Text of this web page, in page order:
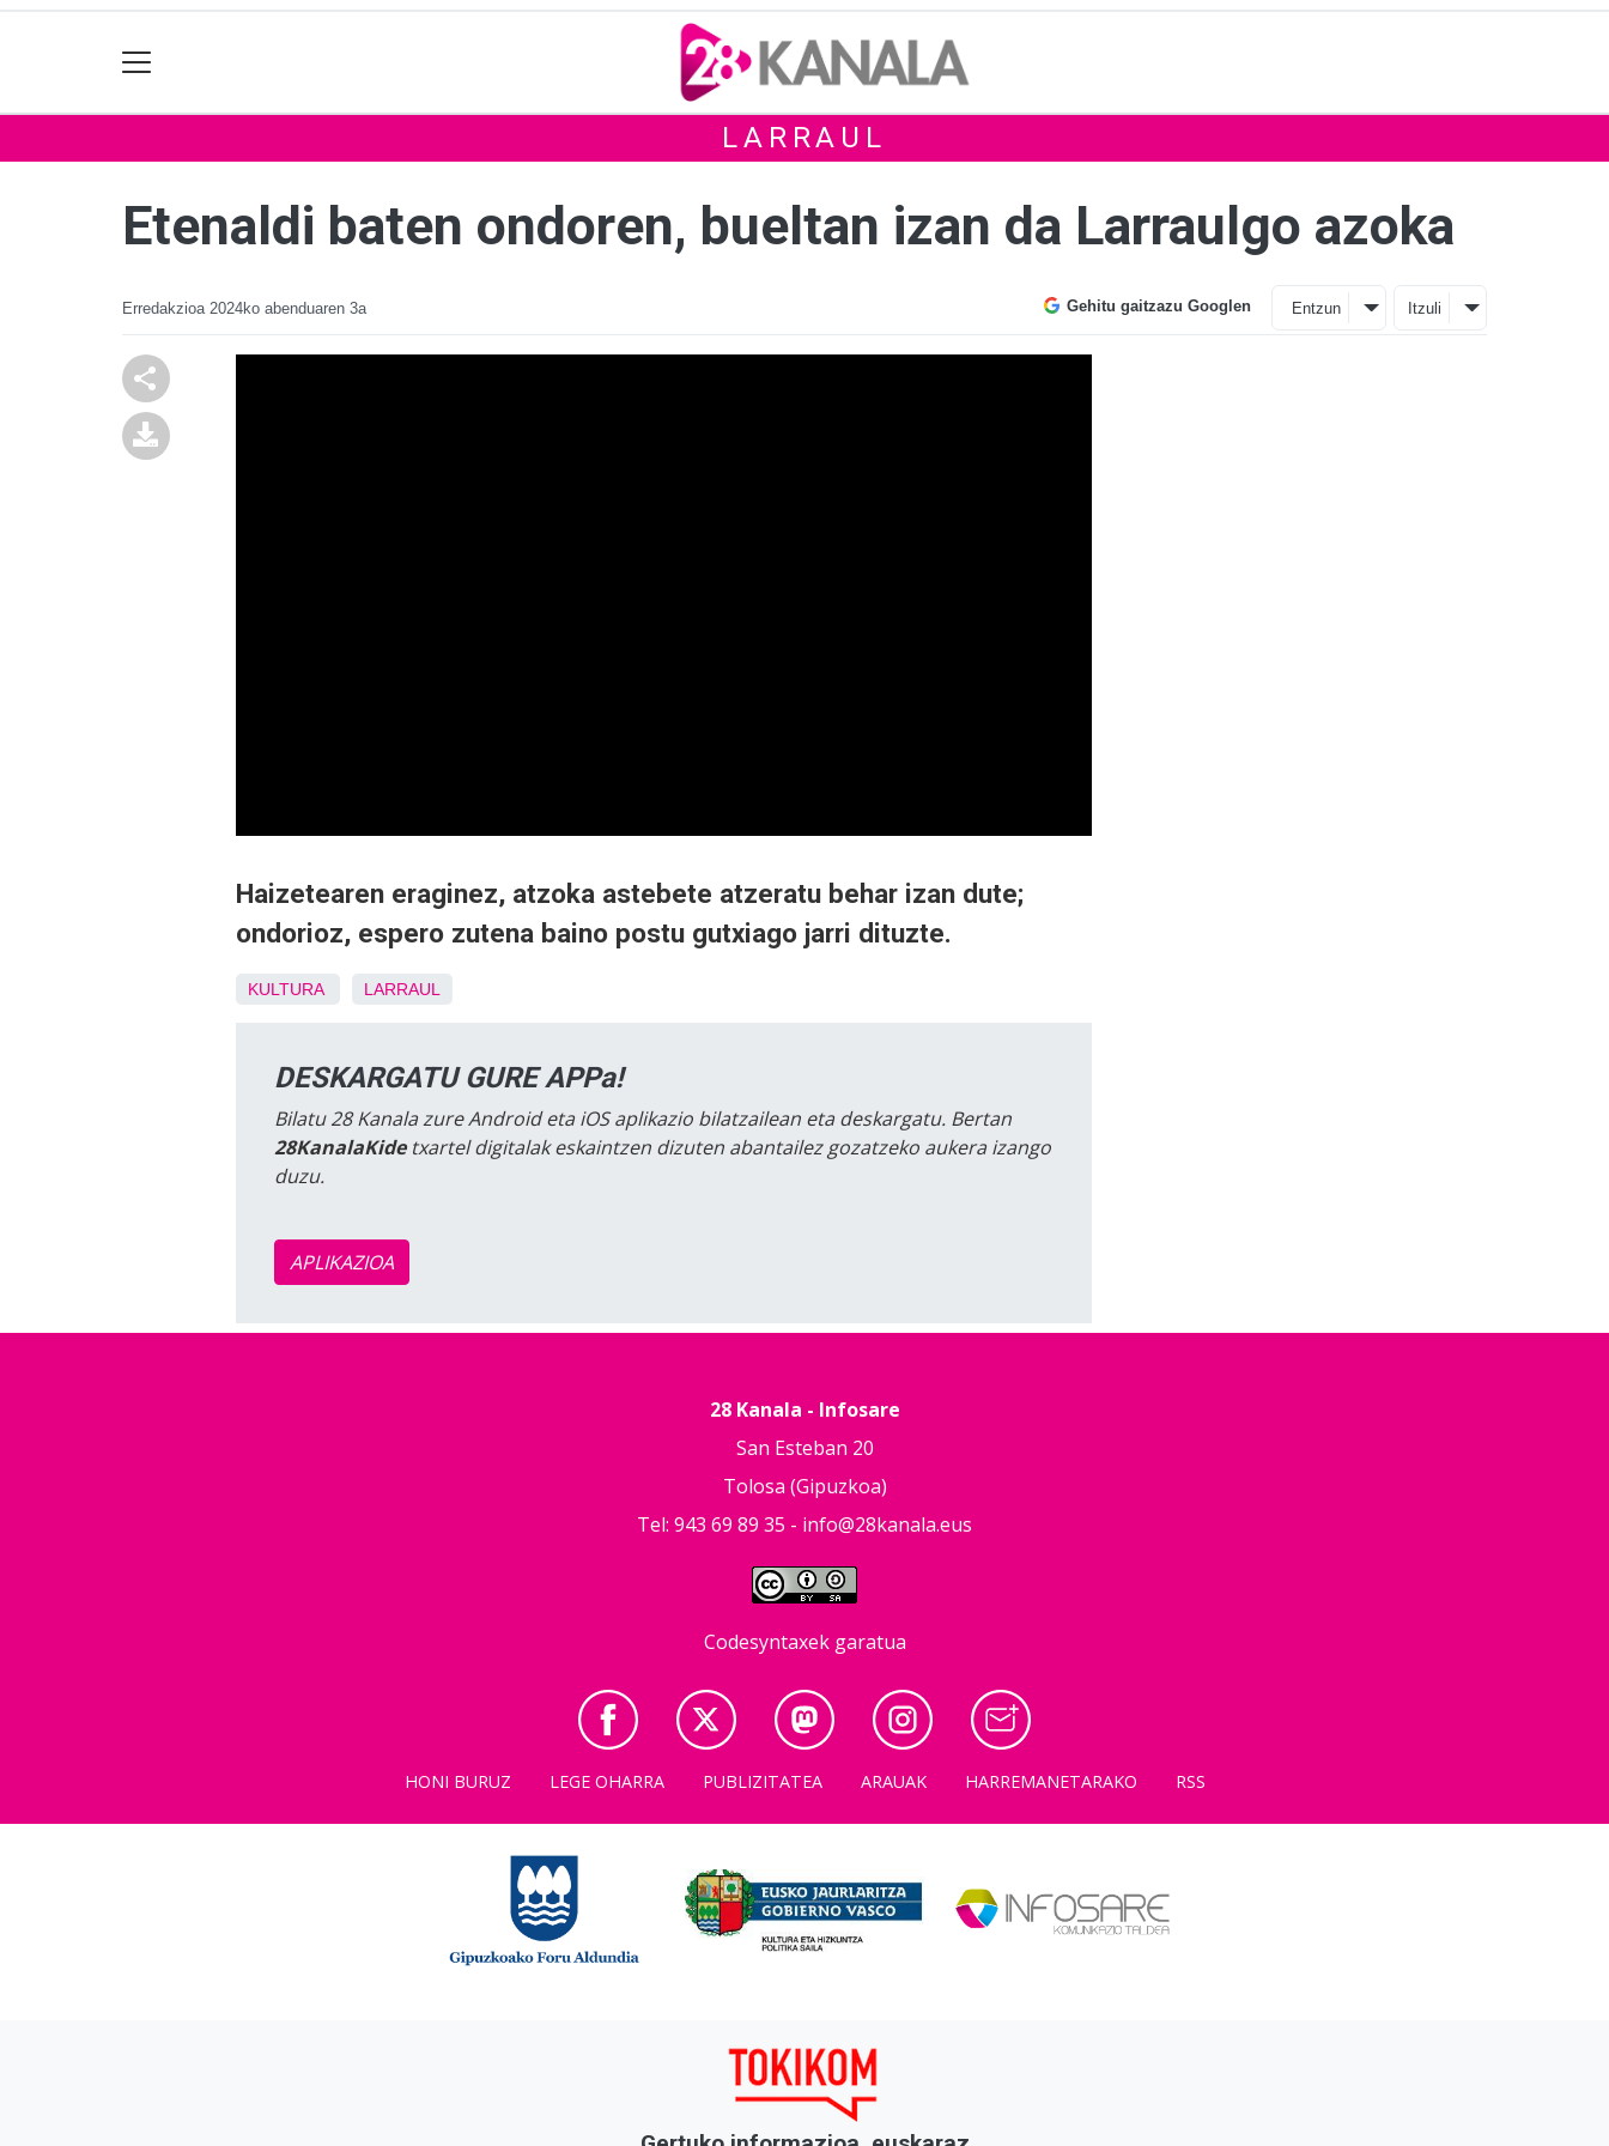
LARRAUL
Etenaldi baten ondoren, bueltan izan da Larraulgo azoka
Erredakzioa 2024ko abenduaren 3a Gehitu gaitzazu Googlen Entzun Itzuli
Haizetearen eraginez, atzoka astebete atzeratu behar izan dute;
ondorioz, espero zutena baino postu gutxiago jarri dituzte.
KULTURA LARRAUL
DESKARGATU GURE APPa!
Bilatu 28 Kanala zure Android eta iOS aplikazio bilatzailean eta deskargatu. Bertan
28KanalaKidetxartel digitalak eskaintzen dizuten abantailez gozatzeko aukera izango
duzu.
APLIKAZIOA
28 Kanala - Infosare
San Esteban 20
Tolosa (Gipuzkoa)
Tel: 943 69 89 35 - info@28kanala.eus
Codesyntaxek garatua
HONI BURUZ LEGE OHARRA PUBLIZITATEA ARAUAK HARREMANETARAKO RSS